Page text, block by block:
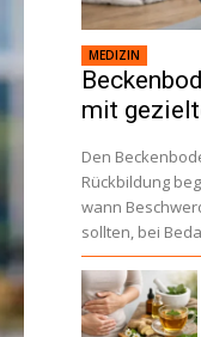
MEDIZIN
mit
Den
Rückbildung
wann
sollten, bei